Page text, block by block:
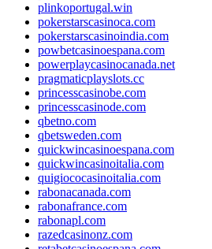
plinkoportugal.win
pokerstarscasinoca.com
pokerstarscasinoindia.com
powbetcasinoespana.com
powerplaycasinocanada.net
pragmaticplayslots.cc
princesscasinobe.com
princesscasinode.com
qbetno.com
qbetsweden.com
quickwincasinoespana.com
quickwincasinoitalia.com
quigiococasinoitalia.com
rabonacanada.com
rabonafrance.com
rabonapl.com
razedcasinonz.com